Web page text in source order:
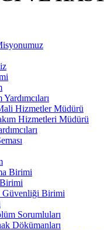
Hizmetler Müdürü
Hizmetleri Müdürü
Birimi
Güvenliği Birimi
Sorumluları
Dökümanları